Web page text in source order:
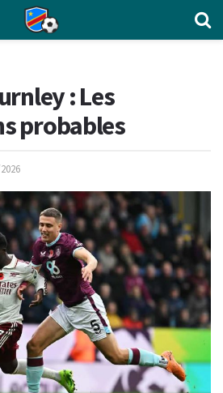
: Les
probables